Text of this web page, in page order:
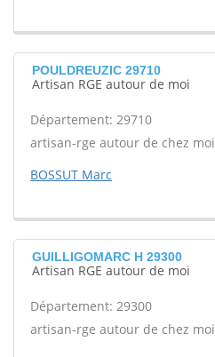
POULDREUZIC 29710
Artisan RGE autour de moi
Département: 29710
artisan-rge autour de chez moi
BOSSUT Marc
GUILLIGOMARC H 29300
Artisan RGE autour de moi
Département: 29300
artisan-rge autour de chez moi